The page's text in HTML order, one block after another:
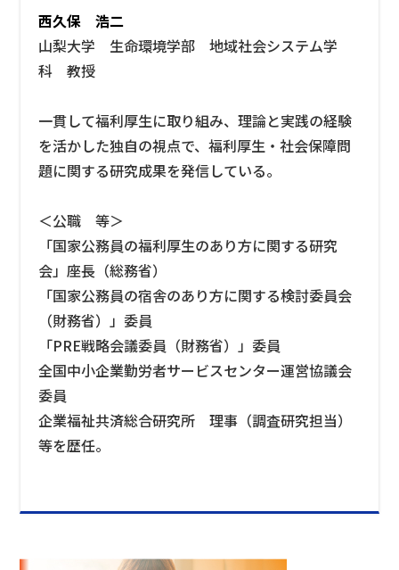
西久保 浩二
山梨大学 生命環境学部 地域社会システム学
科 教授
一貫して福利厚生に取り組み、理論と実践の経験
を活かした独自の視点で、福利厚生・社会保障問
題に関する研究成果を発信している。
＜公職 等＞
「国家公務員の福利厚生のあり方に関する研究
会」座長（総務省）
「国家公務員の宿舎のあり方に関する検討委員会
（財務省）」委員
「PRE戦略会議委員（財務省）」委員
全国中小企業勤労者サービスセンター運営協議会
委員
企業福祉共済総合研究所 理事（調査研究担当）
等を歴任。